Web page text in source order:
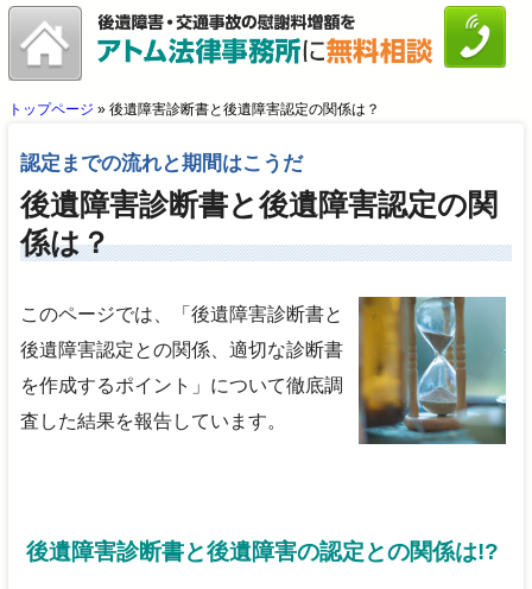
トップページ » 後遺障害診断書と後遺障害認定の関係は？
認定までの流れと期間はこうだ
後遺障害診断書と後遺障害認定の関
係は？
このページでは、「後遺障害診断書と
後遺障害認定との関係、適切な診断書
を作成するポイント」について徹底調
査した結果を報告しています。
後遺障害診断書と後遺障害の認定との関係は!?